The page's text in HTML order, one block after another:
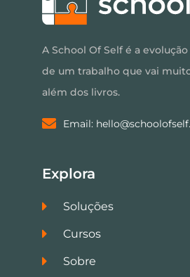
A School Of Self é a
de um trabalho que vai
além dos livros.
Email:
Explora
Soluções
Cursos
Sobre